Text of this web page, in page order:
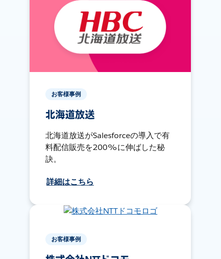
お客様事例
北海道放送
北海道放送がSalesforceの導入で有
料配信販売を200%に伸ばした秘
訣。
詳細はこちら
お客様事例